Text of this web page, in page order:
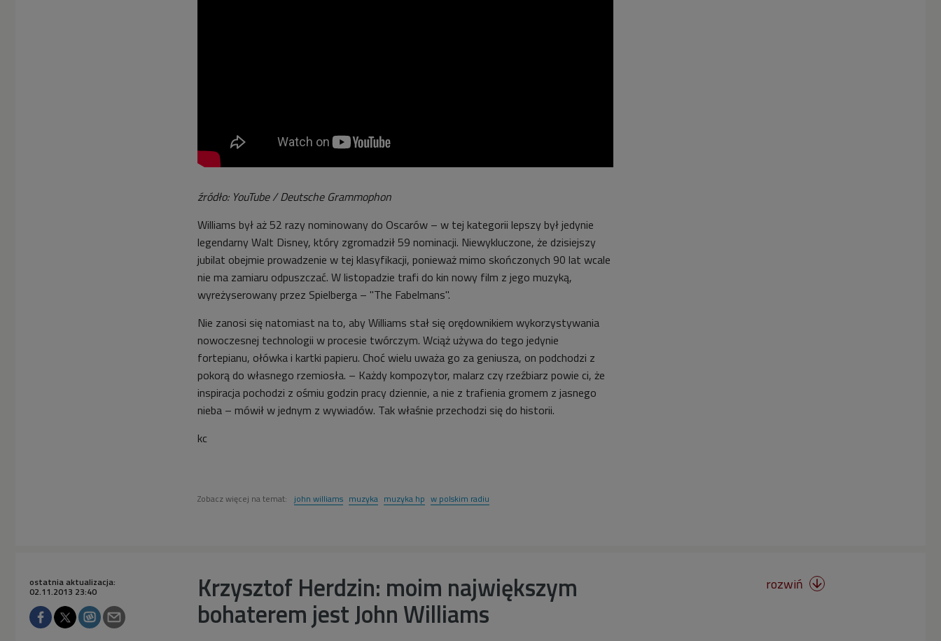
źródło: YouTube / Deutsche Grammophon
Williams był aż 52 razy nominowany do Oscarów – w tej kategorii lepszy był jedynie
legendarny Walt Disney, który zgromadził 59 nominacji. Niewykluczone, że dzisiejszy
jubilat obejmie prowadzenie w tej klasyfikacji, ponieważ mimo skończonych 90 lat wcale
nie ma zamiaru odpuszczać. W listopadzie trafi do kin nowy film z jego muzyką,
wyreżyserowany przez Spielberga – "The Fabelmans".
Nie zanosi się natomiast na to, aby Williams stał się orędownikiem wykorzystywania
nowoczesnej technologii w procesie twórczym. Wciąż używa do tego jedynie
fortepianu, ołówka i kartki papieru. Choć wielu uważa go za geniusza, on podchodzi z
pokorą do własnego rzemiosła. – Każdy kompozytor, malarz czy rzeźbiarz powie ci, że
inspiracja pochodzi z ośmiu godzin pracy dziennie, a nie z trafienia gromem z jasnego
nieba – mówił w jednym z wywiadów. Tak właśnie przechodzi się do historii.
kc
Zobacz więcej na temat: john williams muzyka muzyka hp w polskim radiu
Krzysztof Herdzin: moim największym
bohaterem jest John Williams
ostatnia aktualizacja:
02.11.2013 23:40 rozwiń 